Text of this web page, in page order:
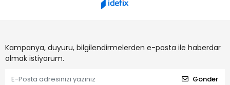
Kampanya, duyuru, bilgilendirmelerden e-posta ile haberdar
olmak istiyorum.
Gönder